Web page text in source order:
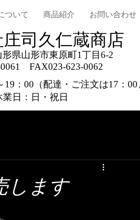
ついて 商品紹介 お問い合わせ
司久仁蔵商店
形県山形市東原町1丁目6-2
0061 FAX023-623-0062
19：00 （配達・ご注文は17：00
業日：日・祝日
します